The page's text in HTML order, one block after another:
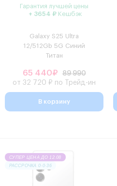
Гарантия лучшей цены
+ 3654 ₽ Кешбэк
Galaxy S25 Ultra
12/512Gb 5G Синий
Титан
65 440₽
89 990
от 32 720 ₽ по Трейд-ин
В корзину
СУПЕР ЦЕНА ДО 12.08
РАССРОЧКА 0·0·36